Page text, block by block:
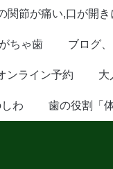
関節が痛い,口が開き
ちゃ歯 ブログ
ンライン予約 大
わ 歯の役割「